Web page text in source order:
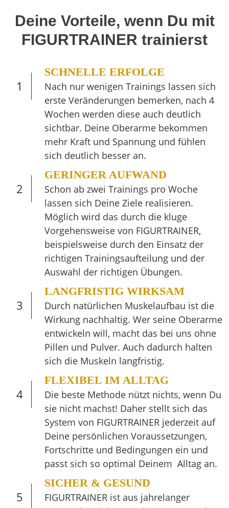
Deine Vorteile, wenn Du mit
FIGURTRAINER trainierst
1
SCHNELLE ERFOLGE
Nach nur wenigen Trainings lassen sich
erste Veränderungen bemerken, nach 4
Wochen werden diese auch deutlich
sichtbar. Deine Oberarme bekommen
mehr Kraft und Spannung und fühlen
sich deutlich besser an.
2
GERINGER AUFWAND
Schon ab zwei Trainings pro Woche
lassen sich Deine Ziele realisieren.
Möglich wird das durch die kluge
Vorgehensweise von FIGURTRAINER,
beispielsweise durch den Einsatz der
richtigen Trainingsaufteilung und der
Auswahl der richtigen Übungen.
3
LANGFRISTIG WIRKSAM
Durch natürlichen Muskelaufbau ist die
Wirkung nachhaltig. Wer seine Oberarme
entwickeln will, macht das bei uns ohne
Pillen und Pulver. Auch dadurch halten
sich die Muskeln langfristig.
4
FLEXIBEL IM ALLTAG
Die beste Methode nützt nichts, wenn Du
sie nicht machst! Daher stellt sich das
System von FIGURTRAINER jederzeit auf
Deine persönlichen Voraussetzungen,
Fortschritte und Bedingungen ein und
passt sich so optimal Deinem Alltag an.
5
SICHER & GESUND
FIGURTRAINER ist aus jahrelanger